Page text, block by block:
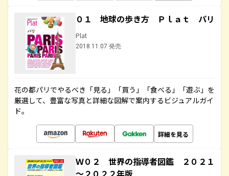
０１ 地球の歩き方 Ｐｌａｔ パリ
Plat
2018.11.07 発売
花の都パリでやるべき「見る」「買う」「食べる」「遊ぶ」を
厳選して、豊富な写真と詳細な図解で案内するビジュアルガイ
ド。
詳細を見る
Ｗ０２ 世界の指導者図鑑 ２０２１
～２０２２年版